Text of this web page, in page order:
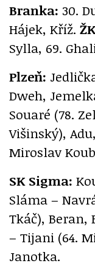
Branka: 30.
Hájek, Kříž.
Sylla, 69.
Plzeň:
Dweh,
Souaré (78.
Višinský),
Miroslav
SK Sigma:
Sláma –
Tkáč), Beran,
– Tijani (64.
Janotka.